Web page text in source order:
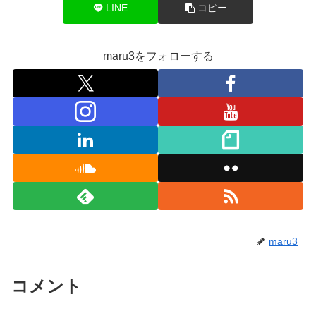
LINE コピー
maru3をフォローする
maru3
コメント